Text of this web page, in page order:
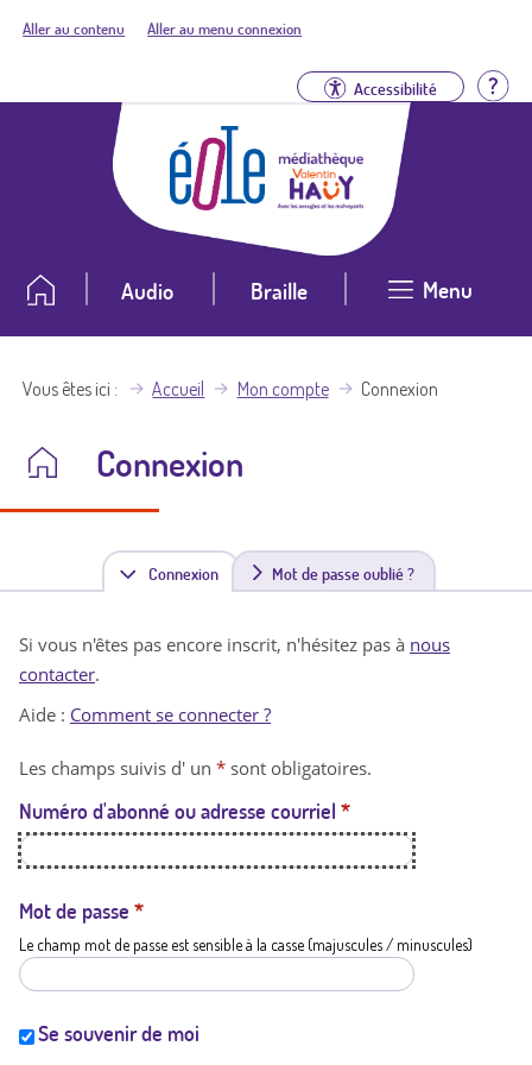
Aller au contenu Aller au menu connexion
Accessibilité
Audio Braille Menu
Vous êtes ici Accueil Mon compte Connexion
Connexion
Connexion(
n
t
a
t
i
Mot de passe oublié ?
Si vous n'êtes pas encore inscrit, n'hésitez pas à nous
contacter.
Aide : Comment se connecter ?
Les champs suivis d' un * sont obligatoires.
Numéro d'abonné ou adresse courriel *
Mot de passe *
Le champ mot de passe est sensible à la casse (majuscules / minuscules)
Se souvenir de moi